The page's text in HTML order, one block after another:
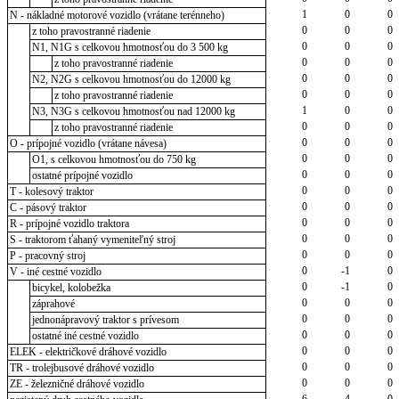
N - nákladné motorové vozidlo (vrátane terénneho)
1 0 0
z toho pravostranné riadenie
0 0 0
N1, N1G s celkovou hmotnosťou do 3 500 kg
0 0 0
z toho pravostranné riadenie
0 0 0
N2, N2G s celkovou hmotnosťou do 12000 kg
0 0 0
z toho pravostranné riadenie
0 0 0
N3, N3G s celkovou hmotnosťou nad 12000 kg
1 0 0
z toho pravostranné riadenie
0 0 0
O - prípojné vozidlo (vrátane návesa)
0 0 0
O1, s celkovou hmotnosťou do 750 kg
0 0 0
ostatné prípojné vozidlo
0 0 0
T - kolesový traktor
0 0 0
C - pásový traktor
0 0 0
R - prípojné vozidlo traktora
0 0 0
S - traktorom ťahaný vymeniteľný stroj
0 0 0
P - pracovný stroj
0 0 0
V - iné cestné vozidlo
0 -1 0
bicykel, kolobežka
0 -1 0
záprahové
0 0 0
jednonápravový traktor s prívesom
0 0 0
ostatné iné cestné vozidlo
0 0 0
ELEK - električkové dráhové vozidlo
0 0 0
TR - trolejbusové dráhové vozidlo
0 0 0
ZE - železničné dráhové vozidlo
0 0 0